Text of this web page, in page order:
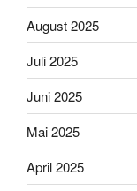
August 2025
Juli 2025
Juni 2025
Mai 2025
April 2025